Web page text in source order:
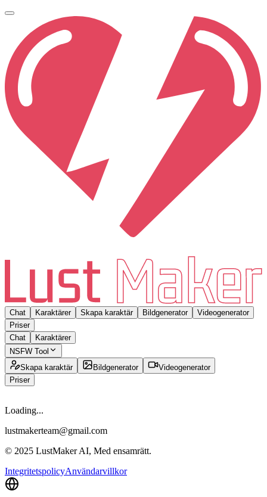
Chat Karaktärer Skapa karaktär Bildgenerator
Videogenerator
Priser
Chat
Karaktärer
NSFW Tool
Skapa karaktär
Bildgenerator
Videogenerator
Priser
Loading...
lustmakerteam@gmail.com
© 2025 LustMaker AI, Med ensamrätt.
IntegritetspolicyAnvändarvillkor